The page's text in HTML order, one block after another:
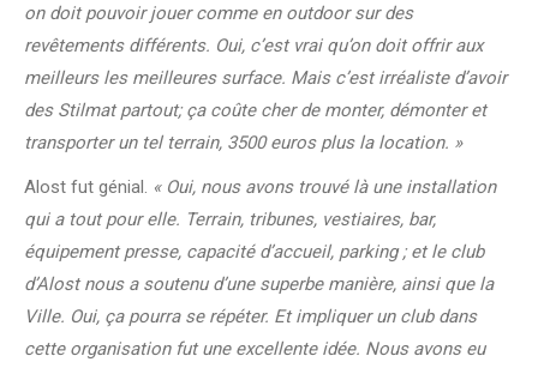
on doit pouvoir jouer comme en outdoor sur des
revêtements différents. Oui, c’est vrai qu’on doit offrir aux
meilleurs les meilleures surface. Mais c’est irréaliste d’avoir
des Stilmat partout; ça coûte cher de monter, démonter et
transporter un tel terrain, 3500 euros plus la location. »
Alost fut génial. « Oui, nous avons trouvé là une installation
qui a tout pour elle. Terrain, tribunes, vestiaires, bar,
équipement presse, capacité d’accueil, parking ; et le club
d’Alost nous a soutenu d’une superbe manière, ainsi que la
Ville. Oui, ça pourra se répéter. Et impliquer un club dans
cette organisation fut une excellente idée. Nous avons eu